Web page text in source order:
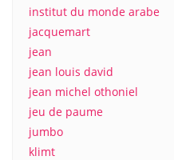
institut du monde arabe
jacquemart
jean
jean louis david
jean michel othoniel
jeu de paume
jumbo
klimt